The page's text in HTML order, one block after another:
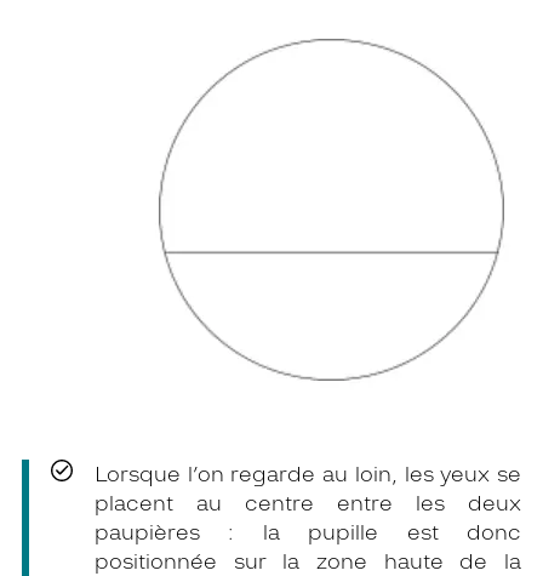
Lorsque l’on regarde au loin, les yeux se
placent au centre entre les deux
paupières : la pupille est donc
positionnée sur la zone haute de la